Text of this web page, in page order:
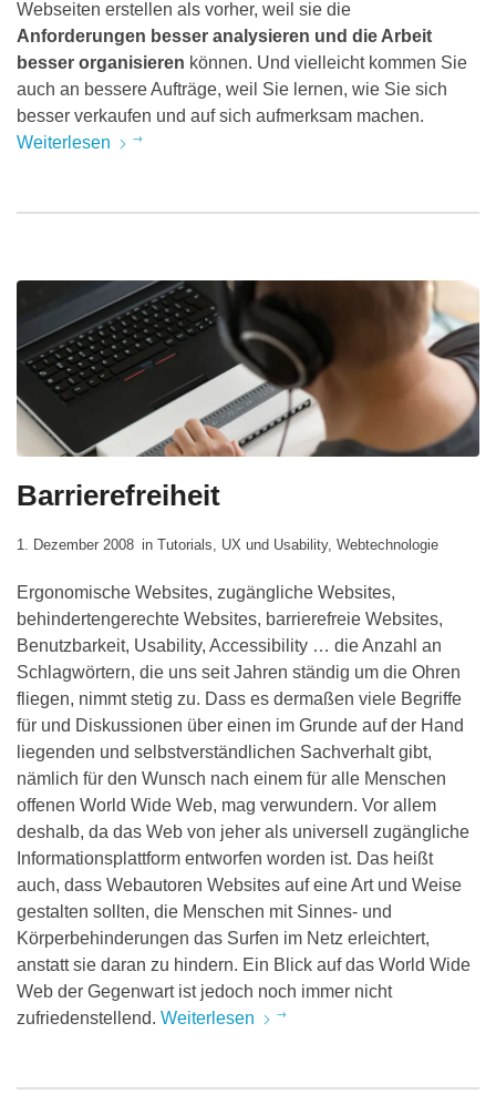
Webseiten erstellen als vorher, weil sie die
Anforderungen besser analysieren und die Arbeit
besser organisieren können. Und vielleicht kommen Sie
auch an bessere Aufträge, weil Sie lernen, wie Sie sich
besser verkaufen und auf sich aufmerksam machen.
Weiterlesen
Barrierefreiheit
1. Dezember 2008 in Tutorials, UX und Usability, Webtechnologie
Ergonomische Websites, zugängliche Websites,
behindertengerechte Websites, barrierefreie Websites,
Benutzbarkeit, Usability, Accessibility … die Anzahl an
Schlagwörtern, die uns seit Jahren ständig um die Ohren
fliegen, nimmt stetig zu. Dass es dermaßen viele Begriffe
für und Diskussionen über einen im Grunde auf der Hand
liegenden und selbstverständlichen Sachverhalt gibt,
nämlich für den Wunsch nach einem für alle Menschen
offenen World Wide Web, mag verwundern. Vor allem
deshalb, da das Web von jeher als universell zugängliche
Informationsplattform entworfen worden ist. Das heißt
auch, dass Webautoren Websites auf eine Art und Weise
gestalten sollten, die Menschen mit Sinnes- und
Körperbehinderungen das Surfen im Netz erleichtert,
anstatt sie daran zu hindern. Ein Blick auf das World Wide
Web der Gegenwart ist jedoch noch immer nicht
zufriedenstellend. Weiterlesen